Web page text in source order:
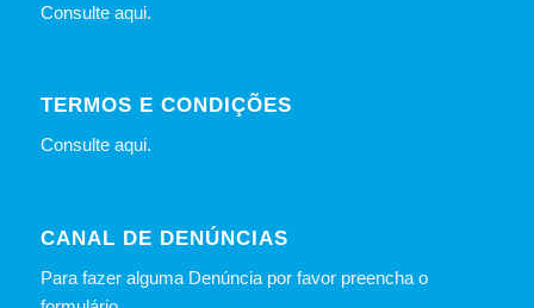
Consulte aqui.
TERMOS E CONDIÇÕES
Consulte aqui.
CANAL DE DENÚNCIAS
Para fazer alguma Denúncia por favor preencha o